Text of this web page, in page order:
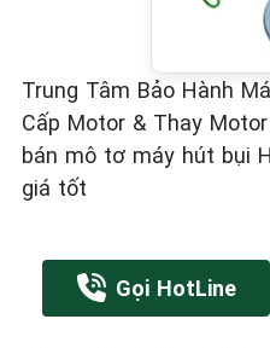
Trung Tâm Bảo Hành
Cấp Motor & Thay
bán mô tơ máy hút bụi
giá tốt
Gọi HotLine